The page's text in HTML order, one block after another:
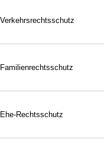
Verkehrsrechtsschutz
Verkehrsrechtsschutz
Jetzt konfigurieren
Familienrechtsschutz
dem Leben gelassen
ausfallen soll.
Ehe-Rechtsschutz